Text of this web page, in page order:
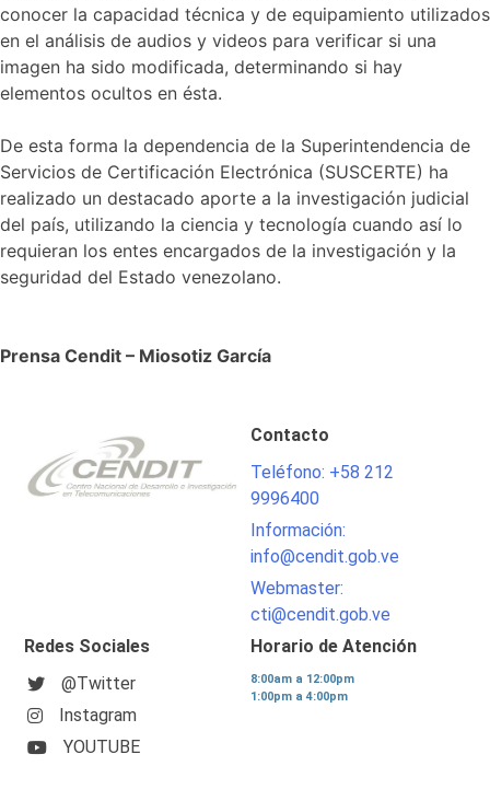
conocer la capacidad técnica y de equipamiento utilizados
en el análisis de audios y videos para verificar si una
imagen ha sido modificada, determinando si hay
elementos ocultos en ésta.
De esta forma la dependencia de la Superintendencia de
Servicios de Certificación Electrónica (SUSCERTE) ha
realizado un destacado aporte a la investigación judicial
del país, utilizando la ciencia y tecnología cuando así lo
requieran los entes encargados de la investigación y la
seguridad del Estado venezolano.
Prensa Cendit – Miosotiz García
Contacto
Teléfono: +58 212
9996400
Información:
info@cendit.gob.ve
Webmaster:
cti@cendit.gob.ve
Redes Sociales
@Twitter
Instagram
YOUTUBE
Horario de Atención
8:00am a 12:00pm
1:00pm a 4:00pm